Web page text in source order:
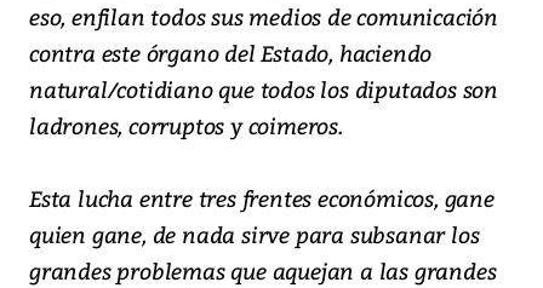
eso, enfilan todos sus medios de comunicación
contra este órgano del Estado, haciendo
natural/cotidiano que todos los diputados son
ladrones, corruptos y coimeros.
Esta lucha entre tres frentes económicos, gane
quien gane, de nada sirve para subsanar los
grandes problemas que aquejan a las grandes